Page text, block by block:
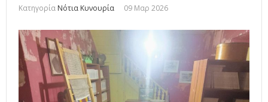
Κατηγορία Νότια Κυνουρία 09 Μαρ 2026